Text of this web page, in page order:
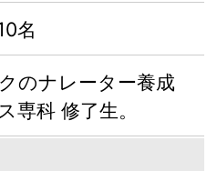
名
のナレーター養成
専科 修了生。